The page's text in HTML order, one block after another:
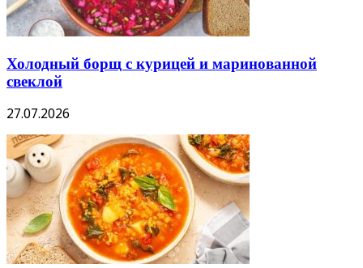
Холодный борщ с курицей и маринованной
свеклой
27.07.2026